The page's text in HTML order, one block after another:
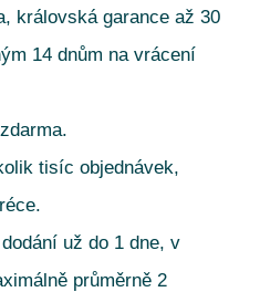
královská garance až 30
14 dnům na vrácení
tisíc objednávek,
už do 1 dne, v
průměrně 2